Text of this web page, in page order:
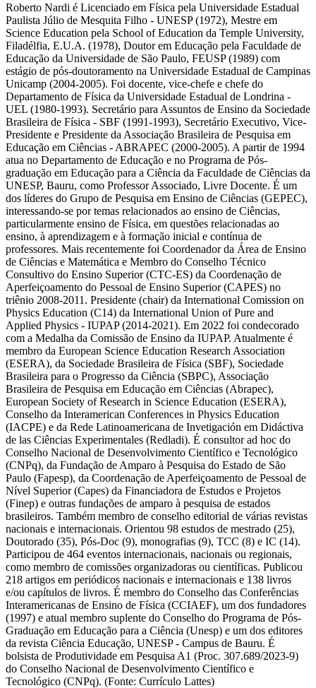
Roberto Nardi é Licenciado em Física pela Universidade Estadual
Paulista Júlio de Mesquita Filho - UNESP (1972), Mestre em
Science Education pela School of Education da Temple University,
Filadélfia, E.U.A. (1978), Doutor em Educação pela Faculdade de
Educação da Universidade de São Paulo, FEUSP (1989) com
estágio de pós-doutoramento na Universidade Estadual de Campinas
Unicamp (2004-2005). Foi docente, vice-chefe e chefe do
Departamento de Física da Universidade Estadual de Londrina -
UEL (1980-1993). Secretário para Assuntos de Ensino da Sociedade
Brasileira de Física - SBF (1991-1993), Secretário Executivo, Vice-
Presidente e Presidente da Associação Brasileira de Pesquisa em
Educação em Ciências - ABRAPEC (2000-2005). A partir de 1994
atua no Departamento de Educação e no Programa de Pós-
graduação em Educação para a Ciência da Faculdade de Ciências da
UNESP, Bauru, como Professor Associado, Livre Docente. É um
dos líderes do Grupo de Pesquisa em Ensino de Ciências (GEPEC),
interessando-se por temas relacionados ao ensino de Ciências,
particularmente ensino de Física, em questões relacionadas ao
ensino, à aprendizagem e à formação inicial e contínua de
professores. Mais recentemente foi Coordenador da Área de Ensino
de Ciências e Matemática e Membro do Conselho Técnico
Consultivo do Ensino Superior (CTC-ES) da Coordenação de
Aperfeiçoamento do Pessoal de Ensino Superior (CAPES) no
triênio 2008-2011. Presidente (chair) da International Comission on
Physics Education (C14) da International Union of Pure and
Applied Physics - IUPAP (2014-2021). Em 2022 foi condecorado
com a Medalha da Comissão de Ensino da IUPAP. Atualmente é
membro da European Science Education Research Association
(ESERA), da Sociedade Brasileira de Física (SBF), Sociedade
Brasileira para o Progresso da Ciência (SBPC), Associação
Brasileira de Pesquisa em Educação em Ciências (Abrapec),
European Society of Research in Science Education (ESERA),
Conselho da Interamerican Conferences in Physics Education
(IACPE) e da Rede Latinoamericana de Invetigación em Didáctiva
de las Ciências Experimentales (Redladi). É consultor ad hoc do
Conselho Nacional de Desenvolvimento Científico e Tecnológico
(CNPq), da Fundação de Amparo à Pesquisa do Estado de São
Paulo (Fapesp), da Coordenação de Aperfeiçoamento de Pessoal de
Nível Superior (Capes) da Financiadora de Estudos e Projetos
(Finep) e outras fundações de amparo à pesquisa de estados
brasileiros. Também membro de conselho editorial de várias revistas
nacionais e internacionais. Orientou 98 estudos de mestrado (25),
Doutorado (35), Pós-Doc (9), monografias (9), TCC (8) e IC (14).
Participou de 464 eventos internacionais, nacionais ou regionais,
como membro de comissões organizadoras ou científicas. Publicou
218 artigos em periódicos nacionais e internacionais e 138 livros
e/ou capítulos de livros. É membro do Conselho das Conferências
Interamericanas de Ensino de Física (CCIAEF), um dos fundadores
(1997) e atual membro suplente do Conselho do Programa de Pós-
Graduação em Educação para a Ciência (Unesp) e um dos editores
da revista Ciência Educação, UNESP - Campus de Bauru. É
bolsista de Produtividade em Pesquisa A1 (Proc. 307.689/2023-9)
do Conselho Nacional de Desenvolvimento Científico e
Tecnológico (CNPq). (Fonte: Currículo Lattes)